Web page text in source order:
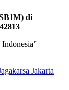
di
Indonesia”
Jakarta